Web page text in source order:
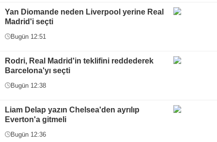
Yan Diomande neden Liverpool yerine Real
Madrid'i seçti
Bugün 12:51
Rodri, Real Madrid'in teklifini reddederek
Barcelona'yı seçti
Bugün 12:38
Liam Delap yazın Chelsea'den ayrılıp
Everton'a gitmeli
Bugün 12:36